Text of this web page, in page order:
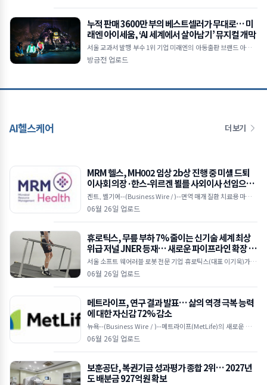
누적 판매 3600만 부의 베스트셀러가 무대로… 미
래엔 아이세움, ‘AI 세계에서 살아남기’ 뮤지컬 개막
서울 교과서 발행 부수 1위 기업 미래엔의 아동출판 브랜드 아이세
움의 베스트셀러 ‘살아남기’ 시리즈가 극장판과 TV 애니메이션에
방금전 업로드
AI헬스케어 더 보기
MRM 헬스, MH002 임상 2b상 진행 중 미셸 드퇴
이사회 의장·한스-위르겐 뵐를 사외이사 선임으로
이사회 강화
겐트, 벨기에--(Business Wire / )--면역 매개 질환 치료용 마이크
로바이옴 기반 치료제를 개발 중인 임상 단계 바이오텍인 MRM 헬
06월 26일 업로드
휴로틱스, 무릎 부하 7% 줄이는 신기술 세계 최상
위급 저널 JNER 등재… 새로운 파이프라인 확장 시
동
서울 소프트 웨어러블 로봇 전문 기업 휴로틱스(대표 이기욱)가 개
발한 무동력 기반의 ‘수동형 소프트 엑소슈트(Passive Soft Exos
06월 26일 업로드
메트라이프, 연구 결과 발표… 삶의 역경 극복 능력
에 대한 자신감 72% 감소
뉴욕--(Business Wire / )--메트라이프(MetLife)의 새로운 다국
적 연구에 따르면, 눈에 띄는 ‘자신감 격차(confidence gap)’가
06월 26일 업로드
보훈공단, 복권기금 성과평가 종합 2위… 2027년
도 배분금 927억원 확보